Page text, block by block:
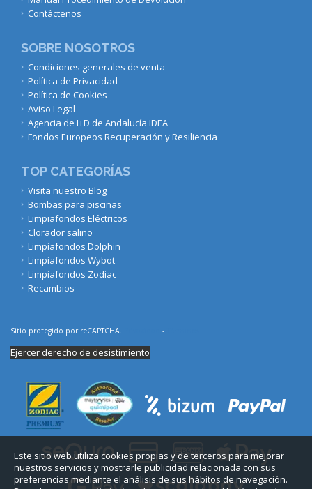
Contáctenos
SOBRE NOSOTROS
Condiciones generales de venta
Política de Privacidad
Política de Cookies
Aviso Legal
Agencia de I+D de Andalucía IDEA
Fondos Europeos Recuperación y Resiliencia
TOP CATEGORÍAS
Visita nuestro Blog
Bombas para piscinas
Limpiafondos Eléctricos
Clorador salino
Limpiafondos Dolphin
Limpiafondos Wybot
Limpiafondos Zodiac
Recambios
Este sitio web utiliza cookies propias y de terceros para mejorar
nuestros servicios y mostrarle publicidad relacionada con sus
preferencias mediante el análisis de sus hábitos de navegación.
Sitio protegido por reCAPTCHA. -
Ejercer derecho de desistimiento